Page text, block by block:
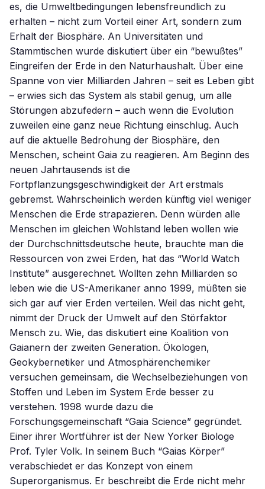
es, die Umweltbedingungen lebensfreundlich zu
erhalten – nicht zum Vorteil einer Art, sondern zum
Erhalt der Biosphäre. An Universitäten und
Stammtischen wurde diskutiert über ein “bewußtes”
Eingreifen der Erde in den Naturhaushalt. Über eine
Spanne von vier Milliarden Jahren – seit es Leben gibt
– erwies sich das System als stabil genug, um alle
Störungen abzufedern – auch wenn die Evolution
zuweilen eine ganz neue Richtung einschlug. Auch
auf die aktuelle Bedrohung der Biosphäre, den
Menschen, scheint Gaia zu reagieren. Am Beginn des
neuen Jahrtausends ist die
Fortpflanzungsgeschwindigkeit der Art erstmals
gebremst. Wahrscheinlich werden künftig viel weniger
Menschen die Erde strapazieren. Denn würden alle
Menschen im gleichen Wohlstand leben wollen wie
der Durchschnittsdeutsche heute, brauchte man die
Ressourcen von zwei Erden, hat das “World Watch
Institute” ausgerechnet. Wollten zehn Milliarden so
leben wie die US-Amerikaner anno 1999, müßten sie
sich gar auf vier Erden verteilen. Weil das nicht geht,
nimmt der Druck der Umwelt auf den Störfaktor
Mensch zu. Wie, das diskutiert eine Koalition von
Gaianern der zweiten Generation. Ökologen,
Geokybernetiker und Atmosphärenchemiker
versuchen gemeinsam, die Wechselbeziehungen von
Stoffen und Leben im System Erde besser zu
verstehen. 1998 wurde dazu die
Forschungsgemeinschaft “Gaia Science” gegründet.
Einer ihrer Wortführer ist der New Yorker Biologe
Prof. Tyler Volk. In seinem Buch “Gaias Körper”
verabschiedet er das Konzept von einem
Superorganismus. Er beschreibt die Erde nicht mehr